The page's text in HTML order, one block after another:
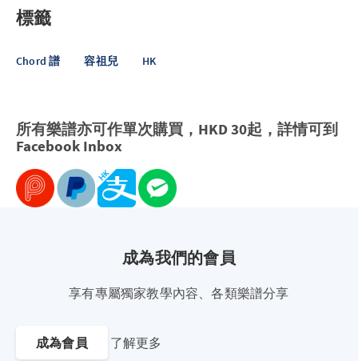
標籤
Chord 譜 容祖兒 HK
所有樂譜亦可作單次購買，HKD 30起，詳情可到
Facebook Inbox
成為我們的會員
享有專屬獨家教學內容、各類樂譜分享
成為會員 了解更多